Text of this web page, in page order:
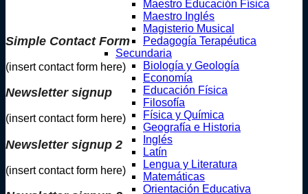
Maestro Educación Física
Maestro Inglés
Magisterio Musical
Pedagogía Terapéutica
Secundaria
Biología y Geología
Economía
Educación Física
Filosofía
Física y Química
Geografía e Historia
Inglés
Latín
Lengua y Literatura
Matemáticas
Orientación Educativa
Simple Contact Form
(insert contact form here)
Newsletter signup
(insert contact form here)
Newsletter signup 2
(insert contact form here)